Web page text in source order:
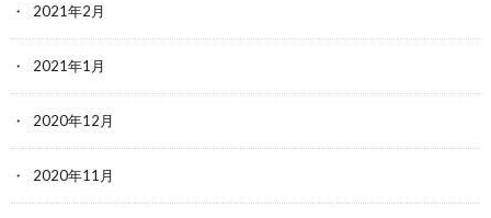
2021年2月
2021年1月
2020年12月
2020年11月